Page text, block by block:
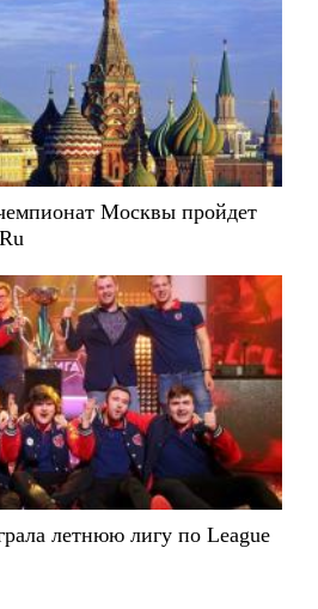
Москвы пройдет
летнюю лигу по League